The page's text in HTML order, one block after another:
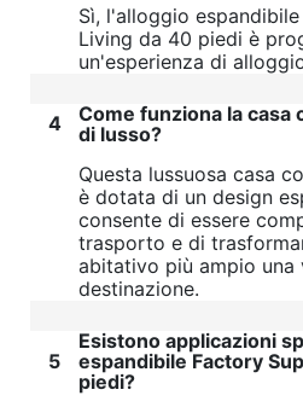
Sì, l'alloggio
Living da 40 piedi è
un'esperienza di
4
Come funziona la casa
di lusso?
Questa lussuosa casa
è dotata di un design
consente di essere
trasporto e di
abitativo più ampio una
destinazione.
5
Esistono applicazioni
espandibile Factory
piedi?